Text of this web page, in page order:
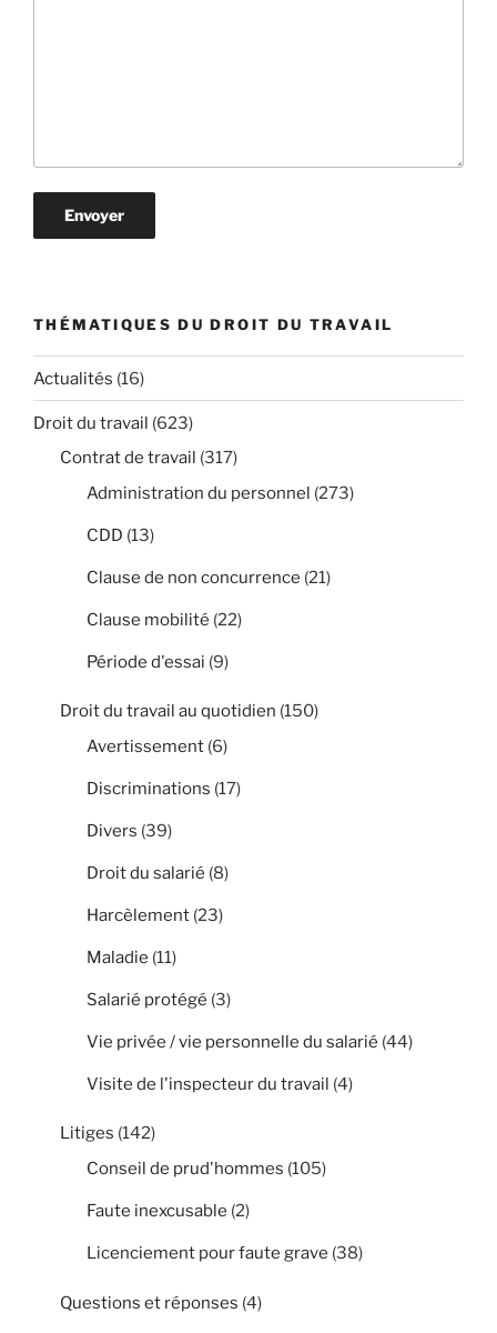
THÉMATIQUES DU DROIT DU TRAVAIL
Actualités (16)
Droit du travail (623)
Contrat de travail (317)
Administration du personnel (273)
CDD (13)
Clause de non concurrence (21)
Clause mobilité (22)
Période d'essai (9)
Droit du travail au quotidien (150)
Avertissement (6)
Discriminations (17)
Divers (39)
Droit du salarié (8)
Harcèlement (23)
Maladie (11)
Salarié protégé (3)
Vie privée / vie personnelle du salarié (44)
Visite de l'inspecteur du travail (4)
Litiges (142)
Conseil de prud'hommes (105)
Faute inexcusable (2)
Licenciement pour faute grave (38)
Questions et réponses (4)